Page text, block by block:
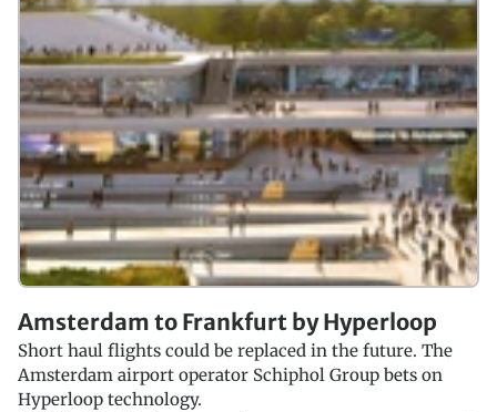
Amsterdam to Frankfurt by Hyperloop
Short haul flights could be replaced in the future. The
Amsterdam airport operator Schiphol Group bets on
Hyperloop technology.